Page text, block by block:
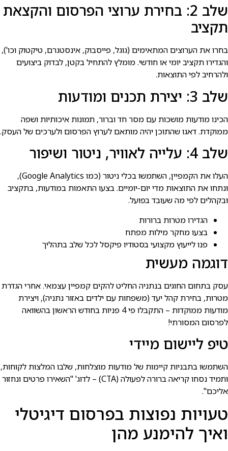
שלב 2: בחירת ערוצי הפרסום והקצאת
תקציב
בחרו את הערוצים המתאימים (גוגל, פייסבוק, אינסטגרם, טיקטוק וכו'),
והגדירו תקציב יומי או חודשי. מומלץ להתחיל בקטן, לבדוק ביצועים
ולהרחיב לפי התוצאות.
שלב 3: יצירת תכנים ומודעות
הכינו מודעות מושכות עם מסר חד וברור, תמונות איכותיות ושפה
ממוקדת. דאגו שהתוכן יהיה מותאם לערוץ הפרסום ולערכים של העסק.
שלב 4: עלייה לאוויר, ניטור ושיפור
העלו את הקמפיין, השתמשו בכלי ניטור (כמו Google Analytics),
ונתחו את התוצאות מדי יום-יומיים. בצעו התאמות במודעות, בתקציב
ובקהלים לפי מה שעובד בפועל.
הגדירו מטרות ברורות
בצעו מחקר מילות מפתח
פנו לייעוץ מקצועי בסטודיו פיקסל לכל שלב בתהליך
דוגמה מעשית
עסק בתחום החוגים בנתניה החליט להקים קמפיין עצמאי. אחרי הגדרת
מטרות, בחירת קהל יעד (משפחות עם ילדים באזור נתניה), ויצירת
מודעות ממוקדות – התקבלו פי 4 פניות בחודש הראשון בהשוואה
לפרסום המסורתי!
טיפ ליישום מיידי
השתמשו בתבניות קיימות של מודעות מוצלחות, שלבו המלצות לקוחות,
ותמיד נסחו קריאה ברורה לפעולה (CTA) – לדוג' "השאירו פרטים ונחזור
אליכם".
טעויות נפוצות בפרסום דיגיטלי
ואיך להימנע מהן